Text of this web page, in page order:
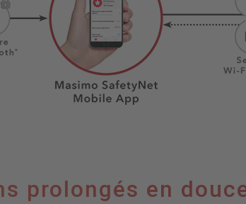
prolongés en